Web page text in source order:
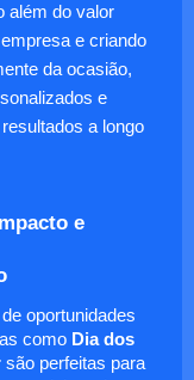
além do valor
e criando
da ocasião,
e
a longo
e
oportunidades
como Dia dos
são perfeitas para